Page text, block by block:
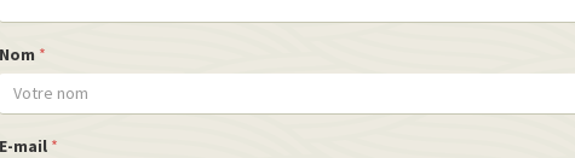
Nom *
E-mail *